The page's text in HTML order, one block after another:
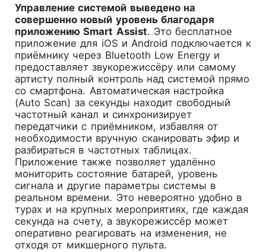
Управление системой выведено на
совершенно новый уровень благодаря
приложению Smart Assist. Это бесплатное
приложение для iOS и Android подключается к
приёмнику через Bluetooth Low Energy и
предоставляет звукорежиссёру или самому
артисту полный контроль над системой прямо
со смартфона. Автоматическая настройка
(Auto Scan) за секунды находит свободный
частотный канал и синхронизирует
передатчики с приёмником, избавляя от
необходимости вручную сканировать эфир и
разбираться в частотных таблицах.
Приложение также позволяет удалённо
мониторить состояние батарей, уровень
сигнала и другие параметры системы в
реальном времени. Это невероятно удобно в
турах и на крупных мероприятиях, где каждая
секунда на счету, а звукорежиссёр может
оперативно реагировать на изменения, не
отходя от микшерного пульта.